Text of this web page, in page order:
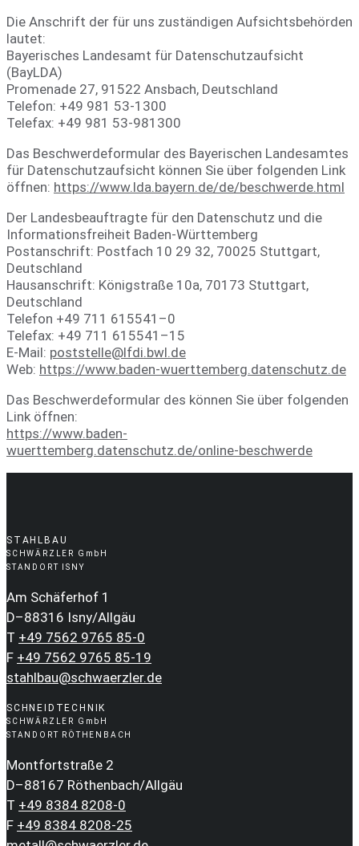
Die Anschrift der für uns zuständigen Aufsichtsbehörden
lautet:
Bayerisches Landesamt für Datenschutzaufsicht
(BayLDA)
Promenade 27, 91522 Ansbach, Deutschland
Telefon: +49 981 53-1300
Telefax: +49 981 53-981300
Das Beschwerdeformular des Bayerischen Landesamtes
für Datenschutzaufsicht können Sie über folgenden Link
öffnen: https://www.lda.bayern.de/de/beschwerde.html
Der Landesbeauftragte für den Datenschutz und die
Informationsfreiheit Baden-Württemberg
Postanschrift: Postfach 10 29 32, 70025 Stuttgart,
Deutschland
Hausanschrift: Königstraße 10a, 70173 Stuttgart,
Deutschland
Telefon +49 711 615541–0
Telefax: +49 711 615541–15
E-Mail: poststelle@lfdi.bwl.de
Web: https://www.baden-wuerttemberg.datenschutz.de
Das Beschwerdeformular des können Sie über folgenden
Link öffnen:
https://www.baden-
wuerttemberg.datenschutz.de/online-beschwerde
STAHLBAU
SCHWÄRZLER GmbH
STANDORT ISNY
Am Schäferhof 1
D–88316 Isny/Allgäu
T +49 7562 9765 85-0
F +49 7562 9765 85-19
stahlbau@schwaerzler.de
SCHNEIDTECHNIK
SCHWÄRZLER GmbH
STANDORT RÖTHENBACH
Montfortstraße 2
D–88167 Röthenbach/Allgäu
T +49 8384 8208-0
F +49 8384 8208-25